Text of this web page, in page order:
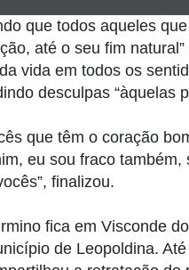
que todos aqueles
até o seu fim
vida em todos os
desculpas “àquelas
que têm o coração
eu sou fraco
finalizou.
fica em Visconde
de Leopoldina.